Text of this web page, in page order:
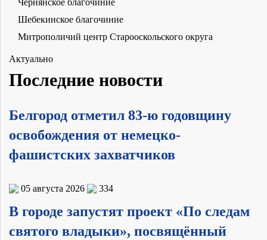
Чернянское благочиние
Шебекинское благочиние
Митрополичий центр Старооскольского округа
Актуально
Последние новости
Белгород отметил 83-ю годовщину
освобождения от немецко-
фашистских захватчиков
05 августа 2026 334
В городе запустят проект «По следам
святого владыки», посвящённый